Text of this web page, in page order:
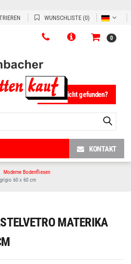
WUNSCHLISTE (0)
0
Fliese nicht gefunden?
KONTAKT
Moderne Bodenfliesen
60 x 60 cm
MATERIKA